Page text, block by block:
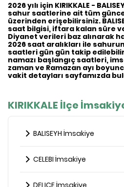
2026 yılı için KIRIKKALE -
sahur saatlerine ait tüm
üzerinden erişebilirsiniz.
saat bilgisi, iftara kalan süre
Diyanet verileri baz alınarak
2026 saat aralıkları ile
saatleri gün gün takip
namazı başlangıç saatleri,
zaman ve Ramazan ayı
vakit detayları sayfamızda
KIRIKKALE İlçe
BALISEYH İmsakiye
CELEBI İmsakiye
DELICE İmsakiye